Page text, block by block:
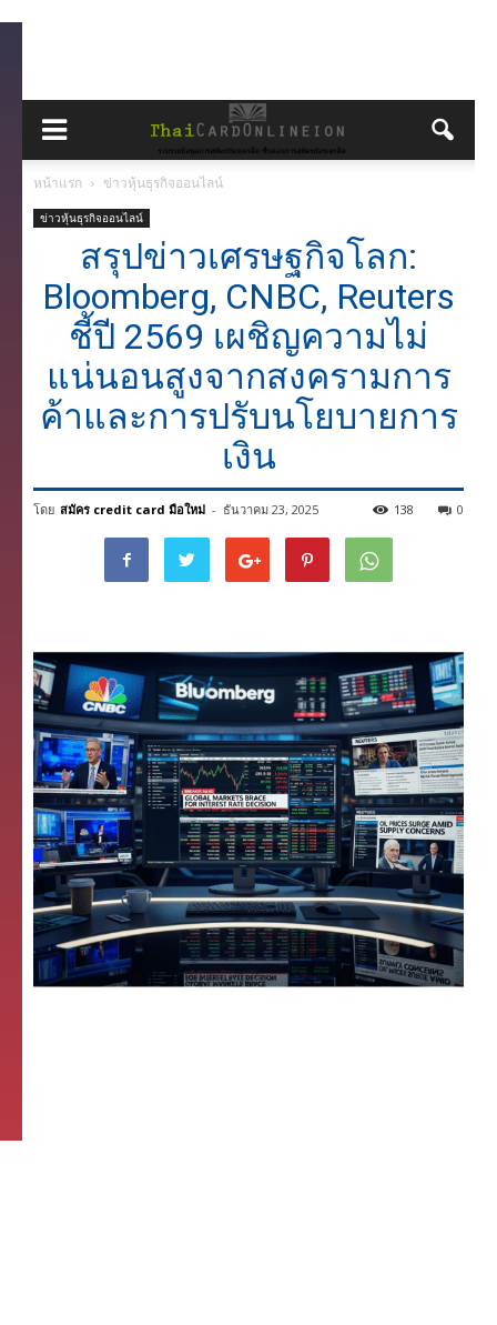
หน้าแรก ข่าวหุ้นธุรกิจออนไลน์
ข่าวหุ้นธุรกิจออนไลน์
สรุปข่าวเศรษฐกิจโลก:
Bloomberg, CNBC, Reuters
ชี้ปี 2569 เผชิญความไม่
แน่นอนสูงจากสงครามการ
ค้าและการปรับนโยบายการ
เงิน
โดย สมัคร credit card มือใหม่ - ธันวาคม 23, 2025 0
138